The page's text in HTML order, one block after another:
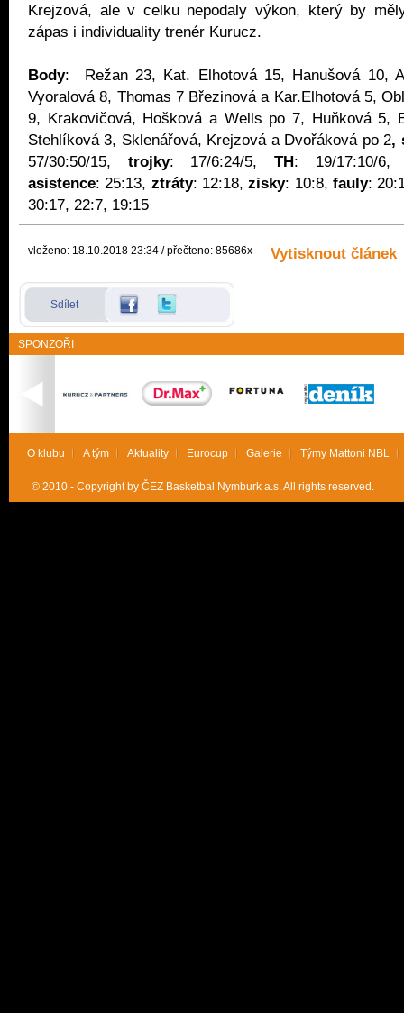
Krejzová, ale v celku nepodaly výkon, který by
zápas i individuality trenér Kurucz.
Body: Režan 23, Kat. Elhotová 15, Hanušová 10,
Vyoralová 8, Thomas 7 Březinová a Kar.Elhotová 5,
9, Krakovičová, Hošková a Wells po 7, Huňková 5,
Stehlíková 3, Sklenářová, Krejzová a Dvořáková po 2,
57/30:50/15, trojky: 17/6:24/5,TH: 19/17:10/
asistence: 25:13, ztráty: 12:18,zisky: 10:8,fauly:
30:17, 22:7, 19:15
vloženo: 18.10.2018 23:34 / přečteno: 85686x Vytisknout článek
Sdílet
SPONZOŘI
O klubu A tým Aktuality Eurocup Galerie Týmy Mattoni NBL
© 2010 - Copyright by ČEZ Basketbal Nymburk a.s. All rights reserved.